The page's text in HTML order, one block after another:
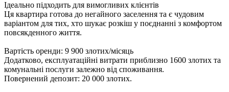
Ідеально підходить для вимогливих клієнтів
Ця квартира готова до негайного заселення та є чудовим
варіантом для тих, хто шукає розкіш у поєднанні з комфортом
повсякденного життя.
Вартість оренди: 9 900 злотих/місяць
Додатково, експлуатаційні витрати приблизно 1600 злотих та
комунальні послуги залежно від споживання.
Повернений депозит: 20 000 злотих.